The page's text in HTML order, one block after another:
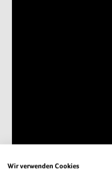
Wir verwenden Cookies